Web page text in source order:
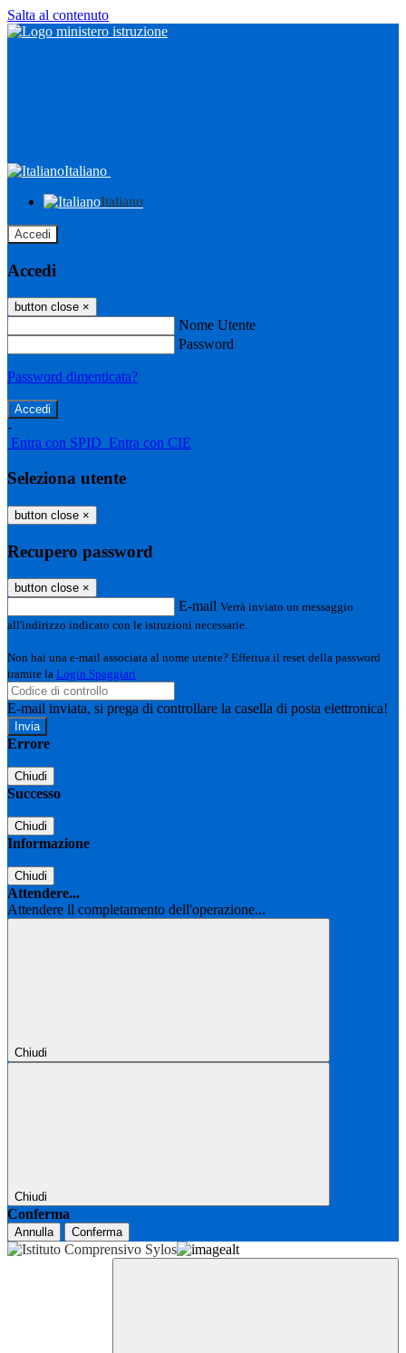
Salta al contenuto
Italiano
Italiano
Accedi
Accedi
button close ×
Nome Utente
Password
Password dimenticata?
-
Entra con SPID Entra con CIE
Seleziona utente
button close ×
Recupero password
button close ×
E-mail Verrà inviato un messaggio
all'indirizzo indicato con le istruzioni necessarie.
Non hai una e-mail associata al nome utente? Effettua il reset della password
tramite la Login Spaggiari
E-mail inviata, si prega di controllare la casella di posta elettronica!
Errore
Chiudi
Successo
Chiudi
Informazione
Chiudi
Attendere...
Attendere il completamento dell'operazione...
Chiudi
Chiudi
Conferma
Annulla Conferma